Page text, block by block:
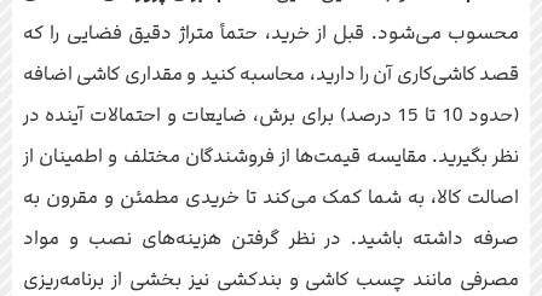
محسوب می‌شود. قبل از خرید، حتماً متراژ دقیق فضایی را که
قصد کاشی‌کاری آن را دارید، محاسبه کنید و مقداری کاشی اضافه
(حدود 10 تا 15 درصد) برای برش، ضایعات و احتمالات آینده در
نظر بگیرید. مقایسه قیمت‌ها از فروشندگان مختلف و اطمینان از
اصالت کالا، به شما کمک می‌کند تا خریدی مطمئن و مقرون به
صرفه داشته باشید. در نظر گرفتن هزینه‌های نصب و مواد
مصرفی مانند چسب کاشی و بندکشی نیز بخشی از برنامه‌ریزی